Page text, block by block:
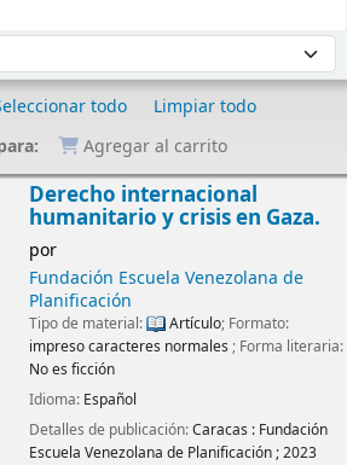
todo
Limpiar todo
Agregar al carrito
Derecho internacional
humanitario y crisis en Gaza.
por
Fundación Escuela Venezolana de
Planificación
Tipo de material: Artículo; Formato:
impreso caracteres normales ; Forma literaria:
No es ficción
Idioma: Español
Detalles de publicación:Caracas : Fundación
Escuela Venezolana de Planificación ;2023